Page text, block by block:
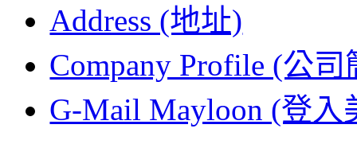
Address (地址)
Company Profile (公司
G-Mail Mayloon (登入